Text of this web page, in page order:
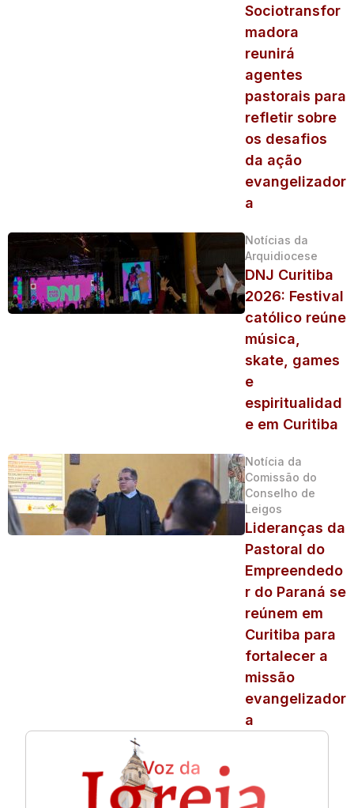
Sociotransfor
madora
reunirá
agentes
pastorais para
refletir sobre
os desafios
da ação
evangelizador
a
Notícias da
Arquidiocese
DNJ Curitiba
2026: Festival
católico reúne
música,
skate, games
e
espiritualidad
e em Curitiba
Notícia da
Comissão do
Conselho de
Leigos
Lideranças da
Pastoral do
Empreendedo
r do Paraná se
reúnem em
Curitiba para
fortalecer a
missão
evangelizador
a